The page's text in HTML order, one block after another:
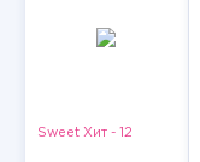
Sweet Хит - 12